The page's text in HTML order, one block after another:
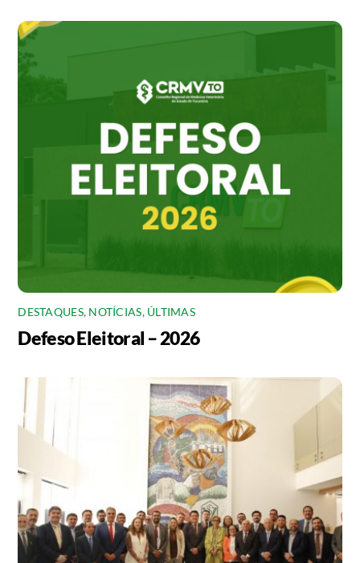
DESTAQUES, NOTÍCIAS, ÚLTIMAS
Defeso Eleitoral – 2026